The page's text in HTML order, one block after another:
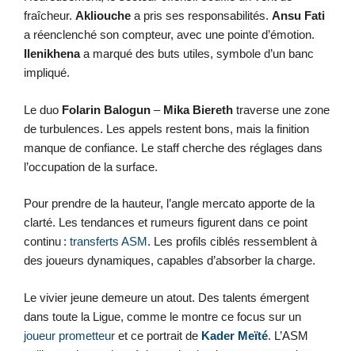
fraîcheur. Akliouche a pris ses responsabilités. Ansu Fati
a réenclenché son compteur, avec une pointe d’émotion.
Ilenikhenaa marqué des buts utiles, symbole d’un banc
impliqué.
Le duo Folarin Balogun – Mika Biereth traverse une zone
de turbulences. Les appels restent bons, mais la finition
manque de confiance. Le staff cherche des réglages dans
l’occupation de la surface.
Pour prendre de la hauteur, l’angle mercato apporte de la
clarté. Les tendances et rumeurs figurent dans ce point
continu : transferts ASM. Les profils ciblés ressemblent à
des joueurs dynamiques, capables d’absorber la charge.
Le vivier jeune demeure un atout. Des talents émergent
dans toute la Ligue, comme le montre ce focus sur un
joueur prometteur et ce portrait de Kader Meïté. L’ASM